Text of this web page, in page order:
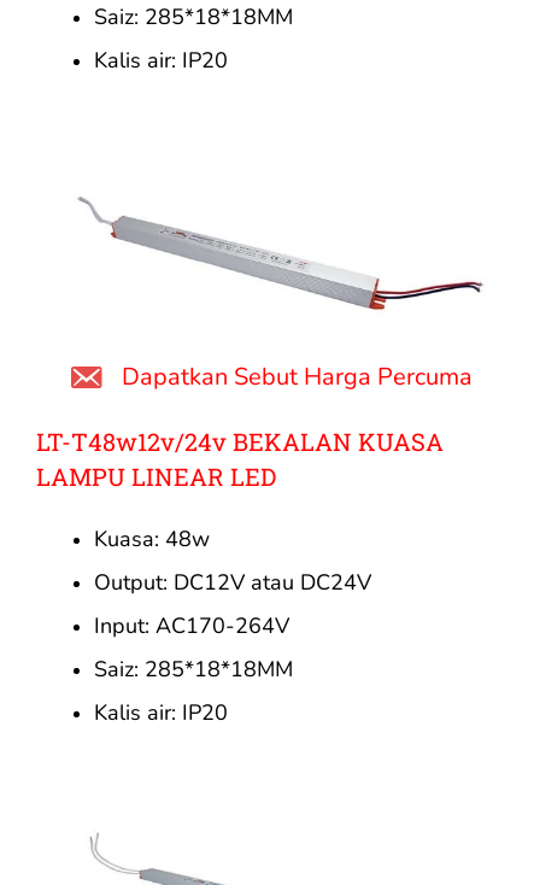
Saiz: 285*18*18MM
Kalis air: IP20
Dapatkan Sebut Harga Percuma
LT-T48w12v/24v BEKALAN KUASA
LAMPU LINEAR LED
Kuasa: 48w
Output: DC12V atau DC24V
Input: AC170-264V
Saiz: 285*18*18MM
Kalis air: IP20